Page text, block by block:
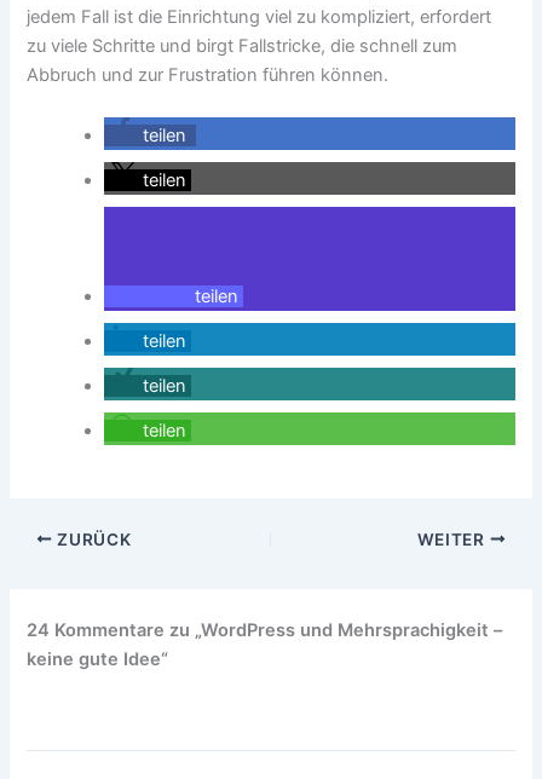
jedem Fall ist die Einrichtung viel zu kompliziert, erfordert
zu viele Schritte und birgt Fallstricke, die schnell zum
Abbruch und zur Frustration führen können.
teilen
teilen
teilen
teilen
teilen
teilen
ZURÜCK WEITER
24 Kommentare zu „WordPress und Mehrsprachigkeit –
keine gute Idee“